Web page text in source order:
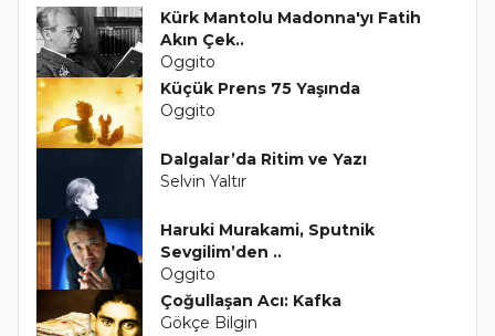
Kürk Mantolu Madonna'yı Fatih
Akın Çek..
Oggito
Küçük Prens 75 Yaşında
Oggito
Dalgalar’da Ritim ve Yazı
Selvin Yaltır
Haruki Murakami, Sputnik
Sevgilim’den ..
Oggito
Çoğullaşan Acı: Kafka
Gökçe Bilgin